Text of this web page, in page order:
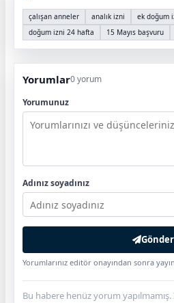
çalışan anneler analık izni ek doğum
doğum izni 24 hafta
15 Mayıs başvuru
Yorumlar0 yorum
Yorumunuz
Adınız soyadınız
Gönder
Yorumlarınız editör onayından sonra
Bu habere henüz yorum